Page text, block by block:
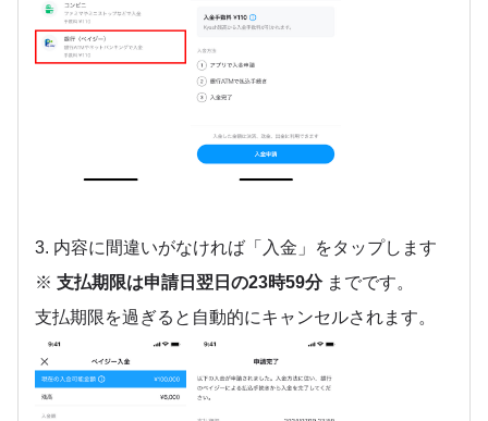
3. 内容に間違いがなければ「入金」をタップします
※ 支払期限は申請日翌日の23時59分までです。
支払期限を過ぎると自動的にキャンセルされます。